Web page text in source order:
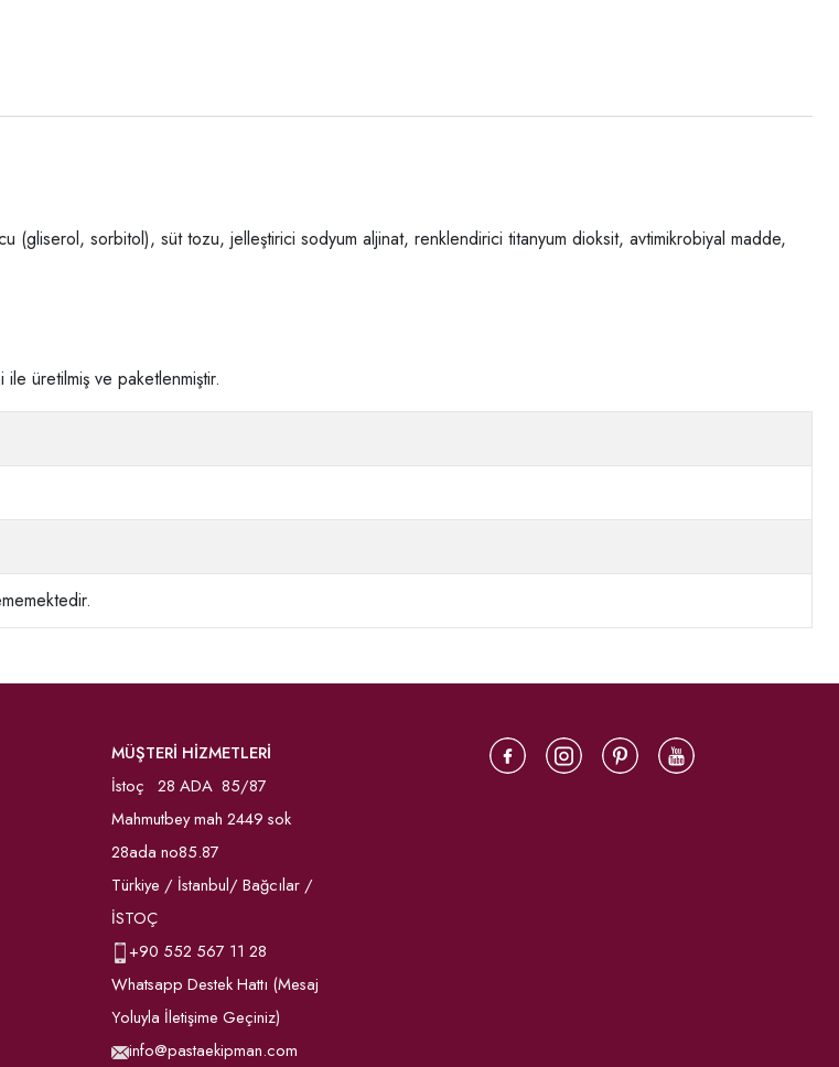
(gliserol, sorbitol), süt tozu, jelleştirici sodyum aljinat, renklendirici titanyum dioksit, avtimikrobiyal madde,
ile üretilmiş ve paketlenmiştir.
MÜŞTERİ HİZMETLERİ
İstoç 28 ADA 85/87
Mahmutbey mah 2449 sok
28ada no85.87
Türkiye / İstanbul/ Bağcılar /
İSTOÇ
+90 552 567 11 28
Whatsapp Destek Hattı (Mesaj
Yoluyla İletişime Geçiniz)
info@pastaekipman.com